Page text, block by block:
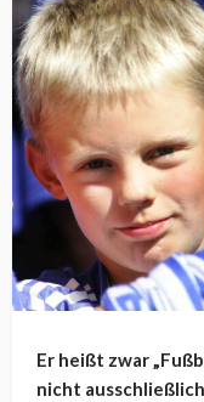
Er heißt zwar
nicht